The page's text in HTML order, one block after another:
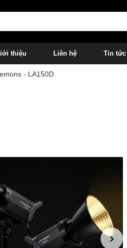
thiệu Liên hệ Tin tức
- LA150D